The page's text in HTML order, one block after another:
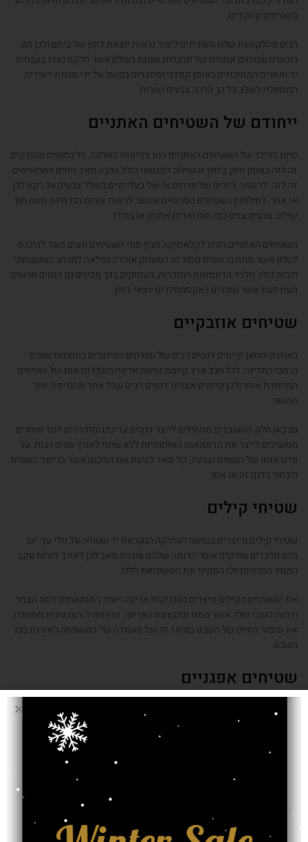
בשטיחים קווקזיים.
רבים מהלקוחות שלנו מעוניינים ליצור נראות יוצאת דופן של ביתם ולכן הם
רוכשים שטיחים אתניים של תרבויות שונות בעולם אשר חלקם נארג בעבודת
יד ואחרים המתוכננים באופן קפדני ומיוצרים בפועל על ידי מכונת ייעודית
המסוגלת לשלב כל כך הרבה צבעים וצורות.
ייחודם של השטיחים האתניים
סימן ההיכר של השטיחים האתניים הוא צפיפות האריגה. כל החוטים מהודקים
זה לזה באופן חזק ביותר והשילוב הצבעוני כולל הרבה מאד גוונים המתאימים
זה לזה. לדוגמה ציורים של פרחים או של בעלי חיים בשלל צבעים על רקע לבן
או אחר. לחילופין בשטיחים הפרסיים אפשר לראות צורות הנדסיות זהות תוך
שילוב צבעים עזים כמו חום ואדום ארגמן או בורדו
השטיחים האתניים הפכו לקלאסיקה מבין סוגי השטיחים ונעים מאד להיכנס
לסלון אשר מונח בו שטיח מסוג זה המעניק אווירה נפלאה למרחב המשפחתי
ולבית כולו. מלבד הדוגמאות המוכרות, העוסקים בכך מכינים גם דגמים חדשים
מעת לעת אשר נמכרים כאקסמפלרים יוצאי דופן.
שטיחים אוזבקיים
באוזבקיסטאן קיימים דגמים רבים של שטיחים המיוצרים במחוזות שונים
ברחבי המדינה. לכל חבל ארץ קיימת שיטת אריגה משלו ונראות של שטיחים
המייחדת אותו ולכן קיימים אצלינו דגמים רבים שכל אחד מהם יפה יותר
מהשני.
גם כאן חלק מהעובדים מתחילים לייצר דגמים עדינים ומודרניים יותר ואחרים
ממשיכים לייצר את הדוגמאות האותנטיות ללא שינוי לאורך שנים רבות. על
פי נראותו של השטיח וצבעיו, קל מאד לזהות את המקום אשר בו יוצר השטיח
ולבחור בדגם זה או אחר.
שטיחי קילים
שטיחי קילים מיוצרים בשיטה העתיקה הנקראת יד שטוחה על נולי עץ. יש
בהם מרבדים עתיקים אשר הדומה שלהם עוברת מאב לבן לאורך דורות עקב
הממד הסנטימנטלי המקיף את המשפחות הללו.
את השטיחים הקילים מיצרים בטכניקות אריגה וייצור המותאמות לסוג הצמר
ודרגת העובי שלו אשר ממנו מתבצעת האריגה. ההרמוניה הצבעונית מסמלת
את סיפור החיים של השבט במחוז זה ועל מעמדה של המשפחה האורגת בכל
השבט.
שטיחים אפגניים
עקב נראותם המיוחדת של השטיחים האפגניים יש להם ביקוש רב ובאולם
התצוגה שלנו אפשר לראות היצע נרחב מאד שלהם, בכמה גדלים, דוגמאות
אותנטיות של פרחים, כוכבים, בעלי חיים כמו טביעת הרגל של הפיל ועוד.
מעצבי פנים רבים המודעים לכמויות הגדולות של שטיחים אתניים בשלל
דוגמאות הקיימים במחסנים שלנו, מנתבים את הלקוחות שלהם אלינו כי אין
ספק שכאן ימצאו את השטיחים המתאימים ביותר לריהוט שבחרו.
נשמח להציע גם לכם שטיחים אתניים אשר יוסיפו נופך מיוחד למיקומים